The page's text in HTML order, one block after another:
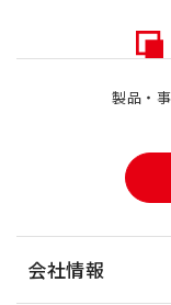
製品・
会社情報